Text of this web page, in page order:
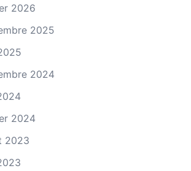
2026
2025
2024
2024
2023